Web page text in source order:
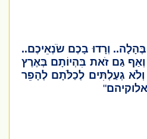
וְרָדוּ בָכֶם שֹׂנְאֵיכֶם..
גַּם זֹאת בִּהְיוֹתָם בְּאֶרֶץ
גְעַלְתִּים לְכַלֹּתָם לְהָפֵר
"